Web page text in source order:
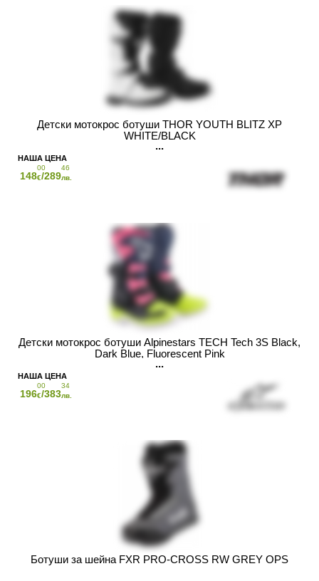
Детски мотокрос ботуши THOR YOUTH BLITZ XP
WHITE/BLACK
148
00
€/289
46
лв.
Детски мотокрос ботуши Alpinestars TECH Tech 3S Black,
Dark Blue, Fluorescent Pink
196
00
€/383
34
лв.
Ботуши за шейна FXR PRO-CROSS RW GREY OPS